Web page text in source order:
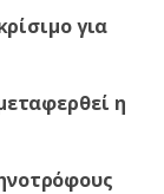
για
η